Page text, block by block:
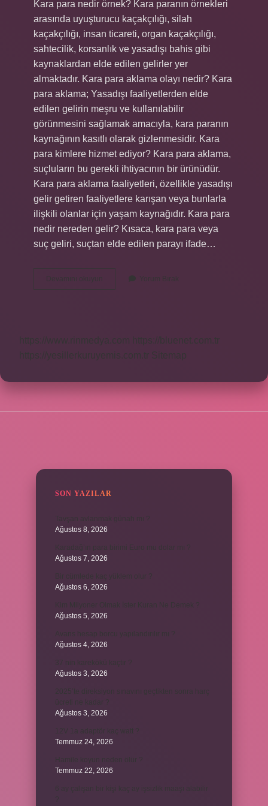
Kara para nedir örnek? Kara paranın örnekleri
arasında uyuşturucu kaçakçılığı, silah
kaçakçılığı, insan ticareti, organ kaçakçılığı,
sahtecilik, korsanlık ve yasadışı bahis gibi
kaynaklardan elde edilen gelirler yer
almaktadır. Kara para aklama olayı nedir? Kara
para aklama; Yasadışı faaliyetlerden elde
edilen gelirin meşru ve kullanılabilir
görünmesini sağlamak amacıyla, kara paranın
kaynağının kasıtlı olarak gizlenmesidir. Kara
para kimlere hizmet ediyor? Kara para aklama,
suçluların bu gerekli ihtiyacının bir ürünüdür.
Kara para aklama faaliyetleri, özellikle yasadışı
gelir getiren faaliyetlere karışan veya bunlarla
ilişkili olanlar için yaşam kaynağıdır. Kara para
nedir nereden gelir? Kısaca, kara para veya
suç geliri, suçtan elde edilen parayı ifade…
Devamını okuyun
Para
Yorum Bırak
https://www.rinmedya.com
https://bluenet.com.tr
https://yesillerkuruyemis.com.tr Sitemap
SON YAZILAR
Ağustos 8, 2026
Karadağ’ın para birimi Euro mu dolar mı ?
Ağustos 7, 2026
Ağustos 6, 2026
Ağustos 5, 2026
Ağustos 4, 2026
Ağustos 3, 2026
Ağustos 3, 2026
Temmuz 24, 2026
Temmuz 22, 2026